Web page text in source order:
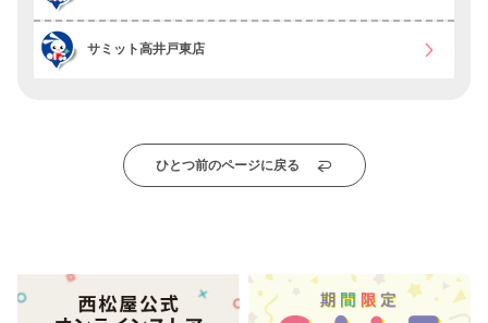
サミット高井戸東店
ひとつ前のページに戻る